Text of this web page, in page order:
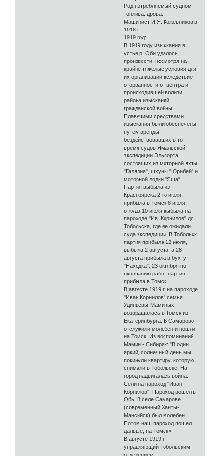
Род потребляемый судном
топлива: дрова.
Машинист И.Я. Кожевников в
1918 г.
1919 год:
В 1919 году изыскания в
устье р. Оби удалось
произвести, несмотря на
крайне тяжелые условия для
их организации вследствие
оторванности от центра и
происходившей вблизи
района изысканий
гражданской войны.
Плавучими средствами
изыскания были обеспечены
путем аренды
бездействовавших в то
время судов Ямальской
экспедиции Эльпорта,
состоящих из моторной яхты
"Галялия", шхуны "Юрибей" и
моторной лодки "Яша".
Партия выбыла из
Красноярска 2-го июля,
прибыла в Томск 8 июля,
откуда 10 июля выбыла на
пароходе "Ив. Корнилов" до
Тобольска, где ее ожидали
суда экспедиции. В Тобольск
партия прибыла 12 июля,
выбыла 2 августа, а 28
августа прибыла в бухту
"Находка". 23 октября по
окончанию работ партия
прибыла в Томск.
В августе 1919 г. на пароходе
"Иван Корнилов" семья
Удинцевы-Маминых
возвращалась в Томск из
Екатеринбурга. В Самарово
отслужили молебен и пошли
на Томск. Из воспоминаний
Мамин - Сибиряк: "В один
яркий, солнечный день мы
покинули квартиру, которую
снимали в Тобольске. На
город надвигалась война.
Сели на пароход "Иван
Корнилов". Пароход вошел в
Обь. В селе Самарове
(современный Ханты-
Мансийск) был молебен.
Потом наш пароход пошел
дальше, на Томск».
В августе 1919 г.
управляющий Тобольским
отделением